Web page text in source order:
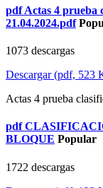
pdf Actas 4 prueba
21.04.2024.pdf
1073 descargas
Descargar(pdf, 523
Actas 4 prueba
pdf
BLOQUE Popular
1722 descargas